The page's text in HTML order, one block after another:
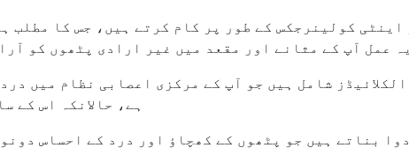
اینٹی کولینرجکس کے طور پر کام کرتے ہیں، جس کا
عمل آپ کے مثانے اور مقعد میں غیر ارادی پٹھوں کو
شامل ہیں جو آپ کے مرکزی اعصابی نظام میں
ہے، حالانکہ اس کے
بناتے ہیں جو پٹھوں کے کھچاؤ اور درد کے احساس